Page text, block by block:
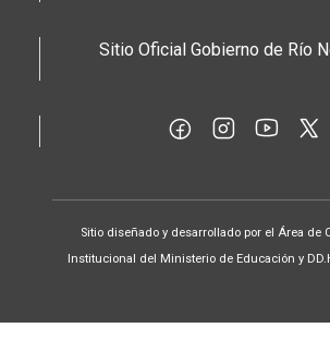
Sitio Oficial Gobierno de Río
Sitio diseñado y desarrollado por el Área de
Institucional del Ministerio de Educación y